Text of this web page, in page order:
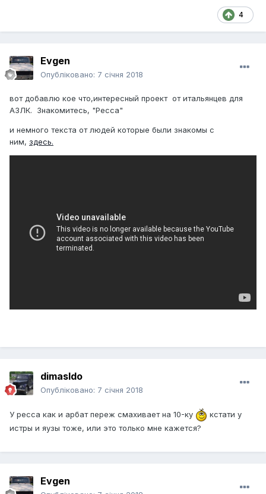
4
Evgen
Опубліковано: 7 січня 2018
вот добавлю кое что,интересный проект от итальянцев для
АЗЛК. Знакомитесь, "Ресса"
и немного текста от людей которые были знакомы с
ним, здесь.
dimasldo
Опубліковано: 7 січня 2018
У ресса как и арбат переж смахивает на 10-ку
кстати у
истры и яузы тоже, или это только мне кажется?
Evgen